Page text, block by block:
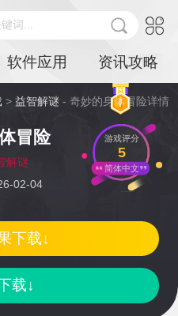
词...
软件应用 资讯攻略
>益智解谜 - 奇妙的身体冒险详情
冒险
解谜
02-04
游戏评分
5
简体中文
载↓
下载↓